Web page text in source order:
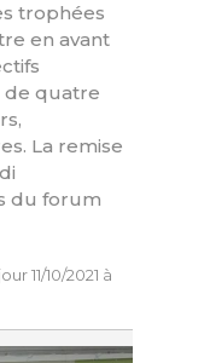
trophées
en avant
de quatre
La remise
du forum
11/10/2021 à